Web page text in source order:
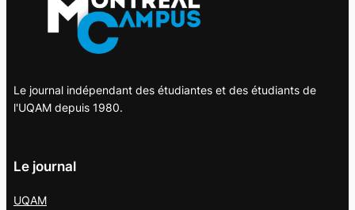
Le journal indépendant des étudiantes et des étudiants de
l'UQAM depuis 1980.
Le journal
UQAM